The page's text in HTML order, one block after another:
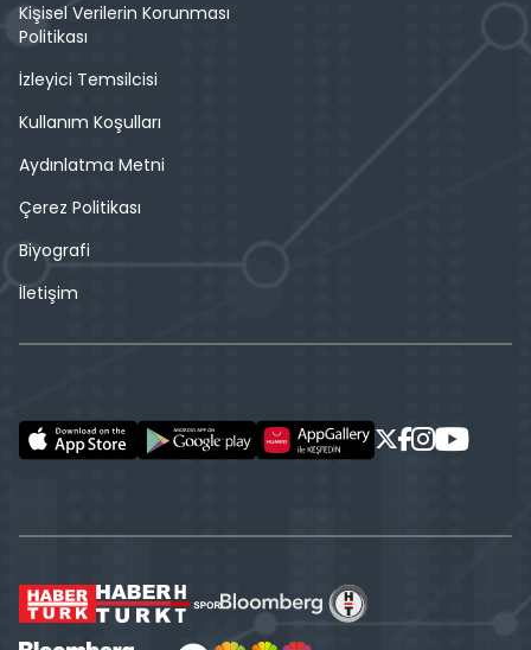
Kişisel Verilerin Korunması
Politikası
İzleyici Temsilcisi
Kullanım Koşulları
Aydınlatma Metni
Çerez Politikası
Biyografi
İletişim